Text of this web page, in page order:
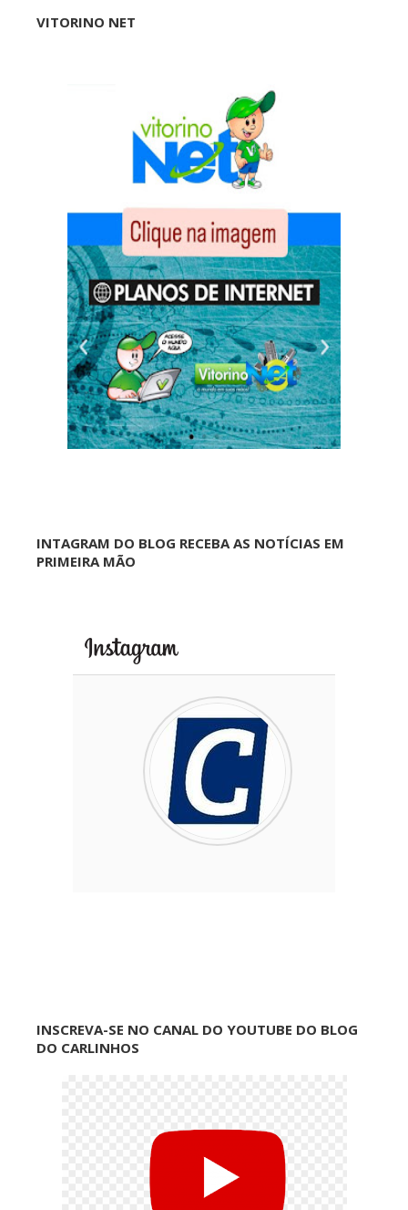
VITORINO NET
INTAGRAM DO BLOG RECEBA AS NOTÍCIAS EM
PRIMEIRA MÃO
INSCREVA-SE NO CANAL DO YOUTUBE DO BLOG
DO CARLINHOS